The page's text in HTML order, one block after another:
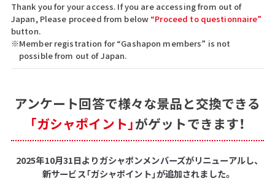
Thank you for your access. If you are accessing from out of
Japan, Please proceed from below “Proceed to questionnaire”
button.
※Member registration for “Gashapon members” is not
possible from out of Japan.
アンケート回答で様々な景品と交換できる
「ガシャポイント」がゲットできます！
2025年10月31日よりガシャポンメンバーズがリニューアルし、
新サービス「ガシャポイント」が追加されました。